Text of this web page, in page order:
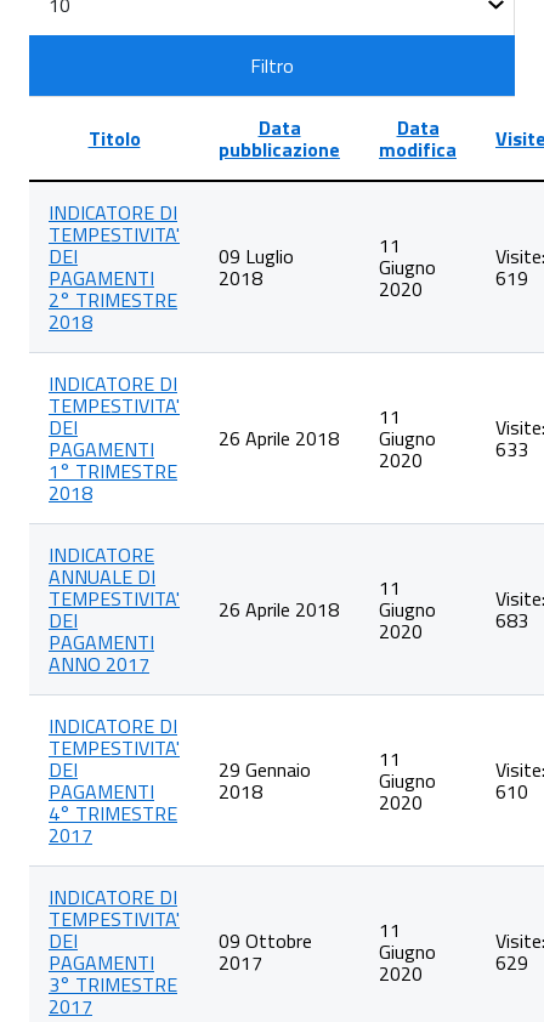
Filtro
degli
articoli
nella
categoria
Indicatore
tempestività
pagamenti
Titolo Data
pubblicazione
Data
modifica
INDICATORE DI
TEMPESTIVITA'
DEI
PAGAMENTI
2° TRIMESTRE
2018
09 Luglio
2018
11
Giugno
2020
Visite:
619
INDICATORE DI
TEMPESTIVITA'
DEI
PAGAMENTI
1° TRIMESTRE
2018
26 Aprile 2018
11
Giugno
2020
Visite:
633
INDICATORE
ANNUALE DI
TEMPESTIVITA'
DEI
PAGAMENTI
ANNO 2017
26 Aprile 2018
11
Giugno
2020
Visite:
683
INDICATORE DI
TEMPESTIVITA'
DEI
PAGAMENTI
4° TRIMESTRE
2017
29 Gennaio
2018
11
Giugno
2020
Visite:
610
INDICATORE DI
TEMPESTIVITA'
DEI
PAGAMENTI
3° TRIMESTRE
2017
09 Ottobre
2017
11
Giugno
2020
Visite:
629